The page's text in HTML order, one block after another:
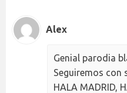
Alex
Genial parodia
Seguiremos con
HALA MADRID,